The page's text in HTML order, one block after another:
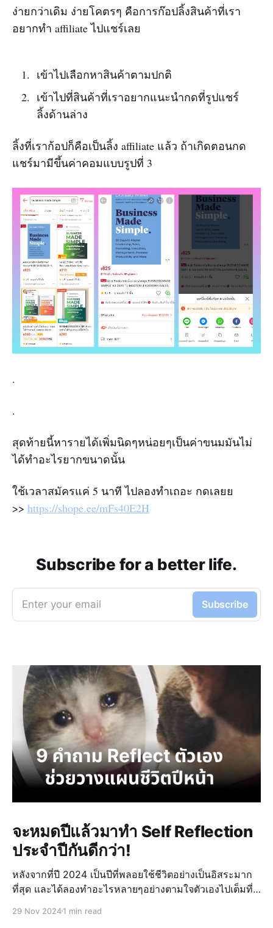
ง่ายกว่าเดิม ง่ายโคตรๆ คือการก๊อปลิ้งสินค้าที่เรา
อยากทำ affiliate ไปแชร์เลย
เข้าไปเลือกหาสินค้าตามปกติ
เข้าไปที่สินค้าที่เราอยากแนะนำกดที่รูปแชร์
ลิ้งด้านล่าง
ลิ้งที่เราก้อปก็คือเป็นลิ้ง affiliate แล้ว ถ้าเกิดตอนกด
แชร์มามีขึ้นค่าคอมแบบรูปที่ 3
.
.
สุดท้ายนี้หารายได้เพิ่มนิดๆหน่อยๆเป็นค่าขนมมันไม่
ได้ทำอะไรยากขนาดนั้น
ใช้เวลาสมัครแค่ 5 นาที ไปลองทำเถอะ กดเลยย
>> https://shope.ee/mFs40E2H
Subscribe for a better life.
Enter your email Subscribe
จะหมดปีแล้วมาทำ Self Reflection
ประจำปีกันดีกว่า!
หลังจากที่ปี 2024 เป็นปีที่พลอยใช้ชีวิตอย่างเป็นอิสระมาก
ที่สุด และได้ลองทำอะไรหลายๆอย่างตามใจตัวเองไปเต็มที่
พลอยจะกระโดด และทำปีหน้าให้เป็นปีหน้าให้มีความหมาย
29 Nov 20241 min read